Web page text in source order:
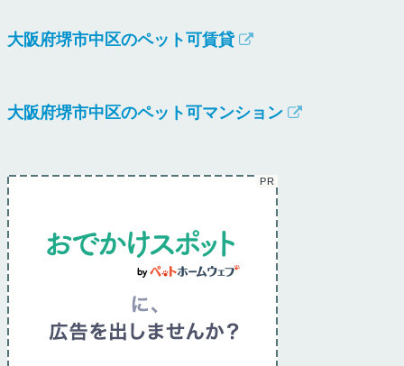
大阪府堺市中区のペット可賃貸
大阪府堺市中区のペット可マンション